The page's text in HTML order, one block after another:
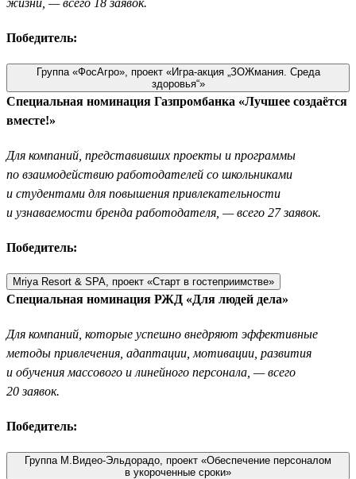
Победитель:
Группа «ФосАгро», проект «Игра-акция „ЗОЖмания. Среда
здоровья“»
Специальная номинация Газпромбанка «Лучшее создаётся
вместе!»
Для компаний, представивших проекты и программы
по взаимодействию работодателей со школьниками
и студентами для повышения привлекательности
и узнаваемости бренда работодателя, — всего 27 заявок.
Победитель:
Mriya Resort & SPA, проект «Старт в гостеприимстве»
Специальная номинация РЖД «Для людей дела»
Для компаний, которые успешно внедряют эффективные
методы привлечения, адаптации, мотивации, развития
и обучения массового и линейного персонала, — всего
20 заявок.
Победитель:
Группа М.Видео-Эльдорадо, проект «Обеспечение персоналом
в укороченные сроки»